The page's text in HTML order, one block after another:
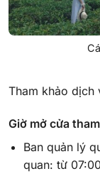
Tham khảo dịch
Giờ mở cửa
Ban quản lý
quan: từ